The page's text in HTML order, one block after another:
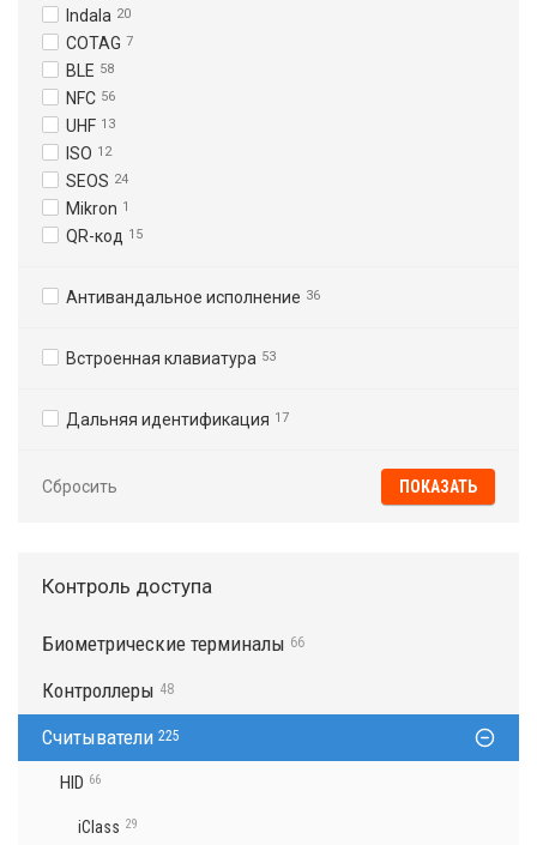
Indala 20
COTAG 7
BLE 58
NFC 56
UHF 13
ISO 12
SEOS 24
Mikron 1
QR-код 15
Антивандальное исполнение 36
Встроенная клавиатура 53
Дальняя идентификация 17
Сбросить
Контроль доступа
Биометрические терминалы 66
Контроллеры 48
Считыватели 225
HID 66
iClass 29